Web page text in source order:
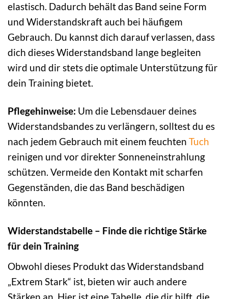
elastisch. Dadurch behält das Band seine Form
und Widerstandskraft auch bei häufigem
Gebrauch. Du kannst dich darauf verlassen, dass
dich dieses Widerstandsband lange begleiten
wird und dir stets die optimale Unterstützung für
dein Training bietet.
Pflegehinweise: Um die Lebensdauer deines
Widerstandsbandes zu verlängern, solltest du es
nach jedem Gebrauch mit einem feuchten Tuch
reinigen und vor direkter Sonneneinstrahlung
schützen. Vermeide den Kontakt mit scharfen
Gegenständen, die das Band beschädigen
könnten.
Widerstandstabelle – Finde die richtige Stärke
für dein Training
Obwohl dieses Produkt das Widerstandsband
„Extrem Stark“ ist, bieten wir auch andere
Stärken an. Hier ist eine Tabelle, die dir hilft, die